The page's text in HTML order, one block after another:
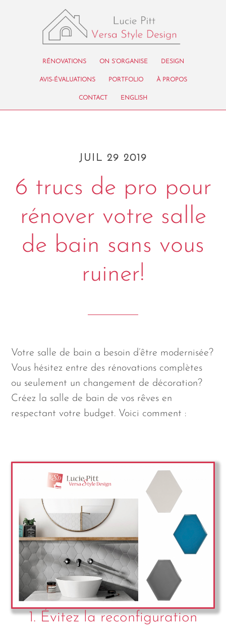
RÉNOVATIONS ON S’ORGANISE DESIGN
AVIS-ÉVALUATIONS PORTFOLIO À PROPOS
CONTACT ENGLISH
JUIL 29 2019
6 trucs de pro pour
rénover votre salle
de bain sans vous
ruiner!
Votre salle de bain a besoin d’être modernisée?
Vous hésitez entre des rénovations complètes
ou seulement un changement de décoration?
Créez la salle de bain de vos rêves en
respectant votre budget. Voici comment :
1. Évitez la reconfiguration